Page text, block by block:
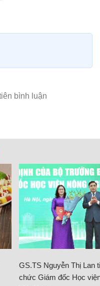
GS.TS Nguyễn Thị Lan
chức Giám đốc Học